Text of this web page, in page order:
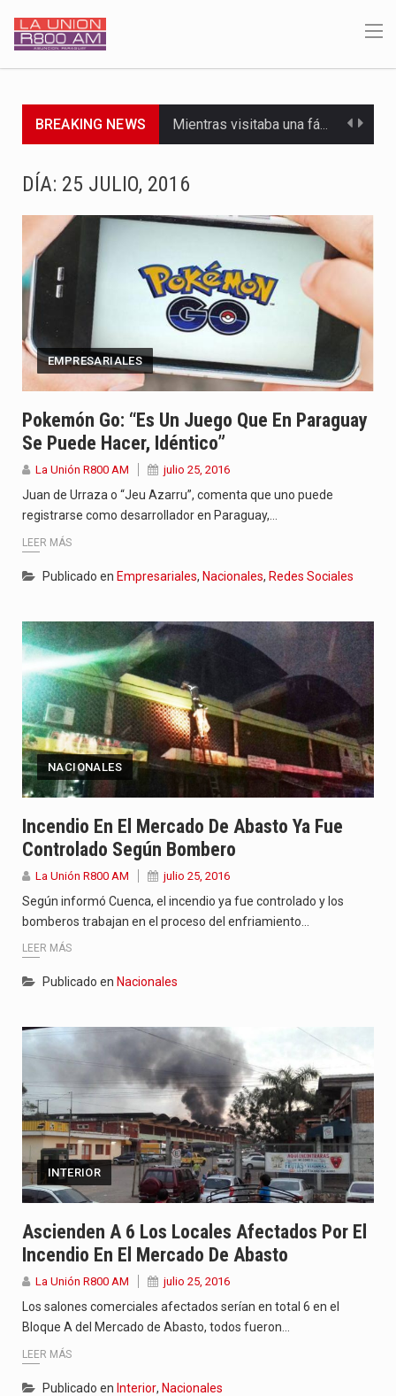
BREAKING NEWS Mientras visitaba una fábrica de armamentos en San Paulo, el…
Para Tania, una paraguaya de 33 años que reside en…
Hace casi dos meses que Rivas dejó el Senado y,…
DÍA: 25 JULIO, 2016
EMPRESARIALES
Pokemón Go: “Es Un Juego Que En Paraguay
Se Puede Hacer, Idéntico”
La Unión R800 AM julio 25, 2016
Juan de Urraza o “Jeu Azarru”, comenta que uno puede
registrarse como desarrollador en Paraguay,…
LEER MÁS
Publicado en Empresariales, Nacionales, Redes Sociales
NACIONALES
Incendio En El Mercado De Abasto Ya Fue
Controlado Según Bombero
La Unión R800 AM julio 25, 2016
Según informó Cuenca, el incendio ya fue controlado y los
bomberos trabajan en el proceso del enfriamiento…
LEER MÁS
Publicado en Nacionales
INTERIOR
Ascienden A 6 Los Locales Afectados Por El
Incendio En El Mercado De Abasto
La Unión R800 AM julio 25, 2016
Los salones comerciales afectados serían en total 6 en el
Bloque A del Mercado de Abasto, todos fueron…
LEER MÁS
Publicado en Interior, Nacionales